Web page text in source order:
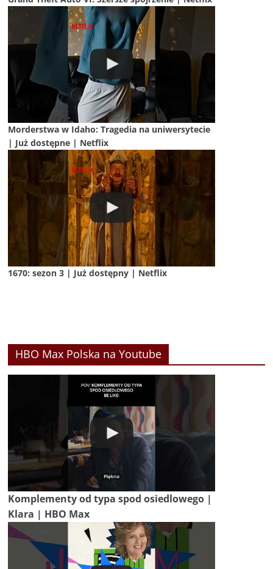
Morderstwa w Idaho: Tragedia na uniwersytecie
| Już dostępne | Netflix
1670: sezon 3 | Już dostępny | Netflix
HBO Max Polska na Youtube
Komplementy od typa spod osiedlowego |
Klara | HBO Max